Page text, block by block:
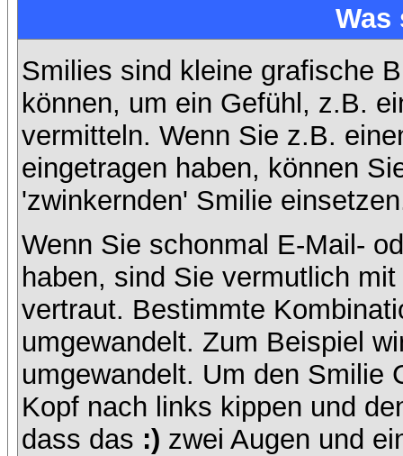
Was
Smilies sind kleine grafische
können, um ein Gefühl, z.B.
vermitteln. Wenn Sie z.B.
eingetragen haben, können
'zwinkernden' Smilie
Wenn Sie schonmal E-Mail-
haben, sind Sie vermutlich
vertraut. Bestimmte
umgewandelt. Zum Beispiel
umgewandelt. Um den Smilie
Kopf nach links kippen und
dass das :) zwei Augen und